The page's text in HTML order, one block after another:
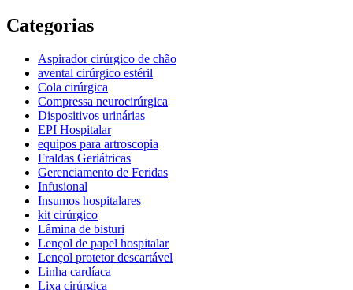
Categorias
Aspirador cirúrgico de chão
avental cirúrgico estéril
Cola cirúrgica
Compressa neurocirúrgica
Dispositivos urinárias
EPI Hospitalar
equipos para artroscopia
Fraldas Geriátricas
Gerenciamento de Feridas
Infusional
Insumos hospitalares
kit cirúrgico
Lâmina de bisturi
Lençol de papel hospitalar
Lençol protetor descartável
Linha cardíaca
Lixa cirúrgica